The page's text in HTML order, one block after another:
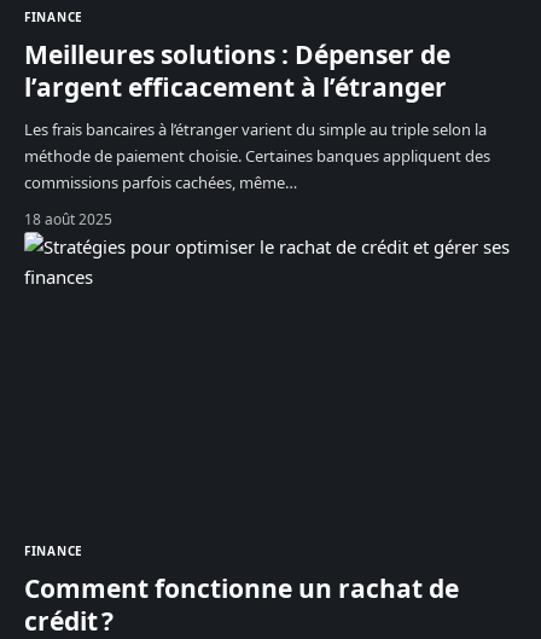
FINANCE
Meilleures solutions : Dépenser de
l’argent efficacement à l’étranger
Les frais bancaires à l’étranger varient du simple au triple selon la
méthode de paiement choisie. Certaines banques appliquent des
commissions parfois cachées, même…
18 août 2025
FINANCE
Comment fonctionne un rachat de
crédit ?